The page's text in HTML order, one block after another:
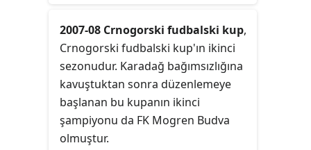
2007-08 Crnogorski fudbalski kup,
Crnogorski fudbalski kup'ın ikinci
sezonudur. Karadağ bağımsızlığına
kavuştuktan sonra düzenlemeye
başlanan bu kupanın ikinci
şampiyonu da FK Mogren Budva
olmuştur.